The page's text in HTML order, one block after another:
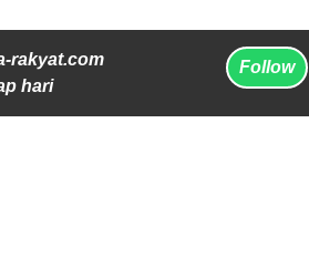
rakyat.com
hari
Follow